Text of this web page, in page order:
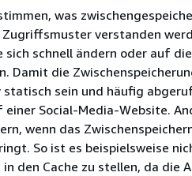
was
verstanden
schnell ändern oder auf
Damit die
sein und häufig
einer Social-Media-Website.
wenn das
So ist es beispielsweise
den Cache zu stellen, da die